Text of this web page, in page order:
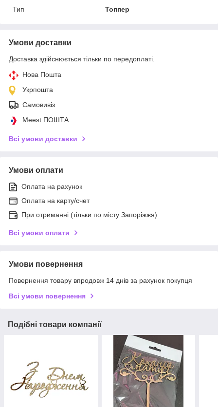
Тип
Топпер
Умови доставки
Доставка здійснюється тільки по передоплаті.
Нова Пошта
Укрпошта
Самовивіз
Meest ПОШТА
Всі умови доставки
Умови оплати
Оплата на рахунок
Оплата на карту/счет
При отриманні (тільки по місту Запоріжжя)
Всі умови оплати
Умови повернення
Повернення товару впродовж 14 днів за рахунок покупця
Всі умови повернення
Подібні товари компанії